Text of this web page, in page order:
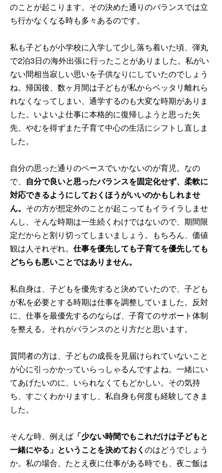
のことが起こります。その決めた通りのバランスでは立
ち行かなくなる時も多々あるのです。
私も子どもが小学校に入学して少し落ち着いた頃、弾丸
で2泊3日の海外出張に行ったことがありました。私がい
ない間相当寂しい思いを子供なりにしていたのでしょう
ね。帰国後、数ヶ月間は子どもが私からベッタリ離れら
れなくなってしまい、通学するのも大変な時期がありま
した。いよいよ仕事に本格的に復帰しようと思った矢
先、やむを得ずまた子育て中心の生活にシフトし直しま
した。
自分の思った通りのペースでいかないのが育児。なの
で、 自分で良いと思ったバランスを固定化せず、柔軟に
対応できるようにしておくほうがいいのかもしれませ
ん。 その方が想定外のことが起こってもイライラしませ
んし、そんな時期は一生続くわけではないので、期間限
定だからと割り切ってしまいましょう。もちろん、価値
観は人それぞれ。 仕事を優先しても子育てを優先しても
どちらも悪いことではありません。
私自身は、子どもを優先すると決めていたので、子ども
が私を必要とする時期は仕事を調整していました。反対
に、仕事を最優先するのならば、子育てのサポート体制
を整える。それがバランスのとり方だと思います。
質問者の方は、子どもの成長を見届けられていないこと
が心に引っかかっていらっしゃるんですよね。一緒にい
てあげたいのに、いられなくてもどかしい。その気持
ち、すごくわかりますし、私自身も何度も経験してきま
した。
そんな時、例えば 「少ない時間でもこれだけは子どもと
一緒にやる」ということを決めておく のはどうでしょう
か。私の場合、たとえ夜に仕事がある時でも、夜ご飯は